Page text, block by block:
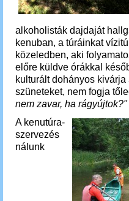
alkoholisták dajdaját
kenuban, a túráinkat
közeledben, aki
előre küldve órákkal
kulturált dohányos
szüneteket, nem fogja
nem zavar, ha rágyújtok?"
A kenutúra-
szervezés
nálunk